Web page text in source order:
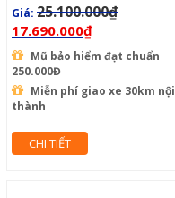
Giá: 25.100.000₫
17.690.000₫
Mũ bảo hiểm đạt chuẩn
250.000Đ
Miễn phí giao xe 30km nội
thành
CHI TIẾT